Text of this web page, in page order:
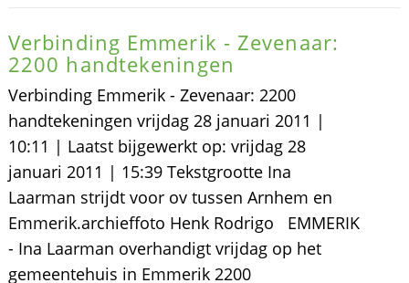
Verbinding Emmerik - Zevenaar:
2200 handtekeningen
Verbinding Emmerik - Zevenaar: 2200
handtekeningen vrijdag 28 januari 2011 |
10:11 | Laatst bijgewerkt op: vrijdag 28
januari 2011 | 15:39 Tekstgrootte Ina
Laarman strijdt voor ov tussen Arnhem en
Emmerik.archieffoto Henk Rodrigo EMMERIK
- Ina Laarman overhandigt vrijdag op het
gemeentehuis in Emmerik 2200